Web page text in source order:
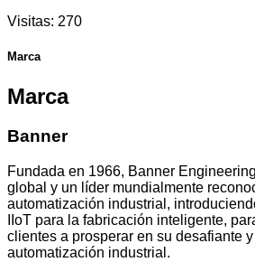
Visitas: 270
Marca
Marca
Banner
Fundada en 1966, Banner
global y un líder mundialmente
automatización industrial,
IIoT para la fabricación inteligente,
clientes a prosperar en su desafiante
automatización industrial.